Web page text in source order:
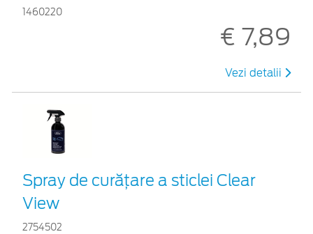
1460220
€ 7,89
Vezi detalii
Spray de curățare a sticlei Clear
View
2754502